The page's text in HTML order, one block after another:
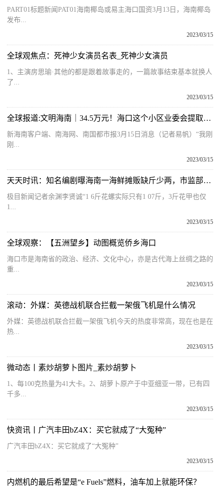
PART01标题新闻PAT01海南椰岛或易主海口国资3月13日，海南椰岛
发布...
2023/03/15
全球观焦点：死神少女演员名表_死神少女演员
1、主演房思瑜·其他的都是跟着故事走的，一篇故事结束基本就换人
了...
2023/03/15
全球报道:文明海南｜34.5万元！海口这个小区业委会提取公共收益给业主发“红包”
新海南客户端、南海网、南国都市报3月15日消息（记者易帆）“我刚
刚...
2023/03/15
天天时讯：知名编剧曝海南一海鲜摊贩缺斤少两，市监部门：摊贩对售价表述前后不一
极目新闻记者余渊李贤诚“1 6斤花螺实际只有1 07斤，3斤花甲也仅
1...
2023/03/15
全球观察：【五洲望乡】动图概览侨乡海口
海口市是海南省的政治、经济、文化中心，亦是古代海上丝绸之路的
重...
2023/03/15
滚动：外媒：英德战机联合拦截一架俄飞机是什么情况
外媒：英德战机联合拦截一架俄飞机今天的热度非常高，现在也是在
热...
2023/03/15
微动态丨素炒胡萝卜图片_素炒胡萝卜
1、每100克热量为41大卡。2、胡萝卜原产于中亚细亚一带，已有四
千多...
2023/03/15
快资讯丨广汽丰田bZ4X：买它就成了“大冤种”
广汽丰田bZ4X：买它就成了“大冤种”
2023/03/15
内燃机的最后希望是“e Fuels”燃料，油车加上就能环保？